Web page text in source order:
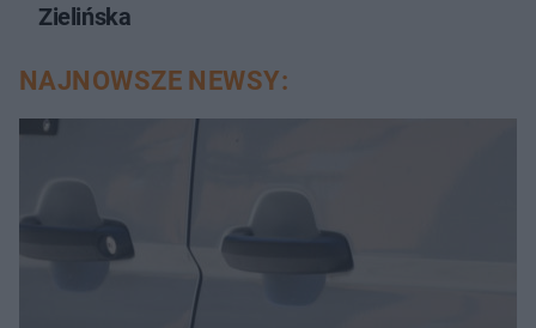
Zielińska
NAJNOWSZE NEWSY: